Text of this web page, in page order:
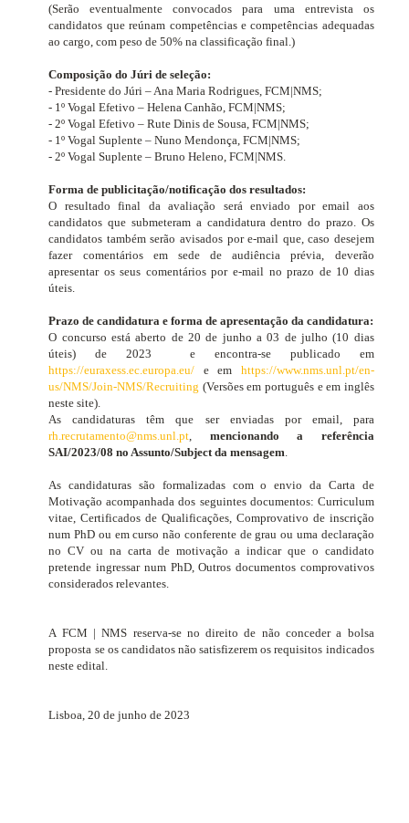
(Serão eventualmente convocados para uma entrevista os
candidatos que reúnam competências e competências adequadas
ao cargo, com peso de 50% na classificação final.)
Composição do Júri de seleção:
- Presidente do Júri – Ana Maria Rodrigues, FCM|NMS;
- 1º Vogal Efetivo – Helena Canhão, FCM|NMS;
- 2º Vogal Efetivo – Rute Dinis de Sousa, FCM|NMS;
- 1º Vogal Suplente – Nuno Mendonça, FCM|NMS;
- 2º Vogal Suplente – Bruno Heleno, FCM|NMS.
Forma de publicitação/notificação dos resultados:
O resultado final da avaliação será enviado por email aos
candidatos que submeteram a candidatura dentro do prazo. Os
candidatos também serão avisados ​​por e-mail que, caso desejem
fazer comentários em sede de audiência prévia, deverão
apresentar os seus comentários por e-mail no prazo de 10 dias
úteis.
Prazo de candidatura e forma de apresentação da candidatura:
O concurso está aberto de 20 de junho a 03 de julho(10 dias
úteis) de 2023
e encontra-se publicado em
https://euraxess.ec.europa.eu/ e em https://www.nms.unl.pt/en-
us/NMS/Join-NMS/Recruiting (Versões em português e em inglês
neste site).
As candidaturas têm que ser enviadas por email, para
rh.recrutamento@nms.unl.pt, mencionando a referência
SAI/2023/08 no Assunto/Subject da mensagem.
As candidaturas são formalizadas com o envio da Carta de
Motivação acompanhada dos seguintes documentos: Curriculum
vitae, Certificados de Qualificações, Comprovativo de inscrição
num PhD ou em curso não conferente de grau ou uma declaração
no CV ou na carta de motivação a indicar que o candidato
pretende ingressar num PhD, Outros documentos comprovativos
considerados relevantes.
A FCM | NMS reserva-se no direito de não conceder a bolsa
proposta se os candidatos não satisfizerem os requisitos indicados
neste edital.
Lisboa, 20 de junho de 2023